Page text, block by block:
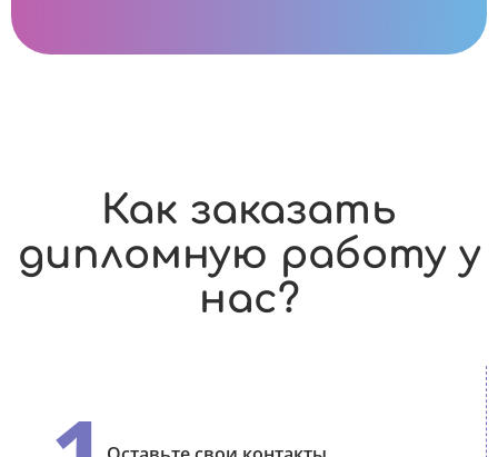
Как заказать
дипломную работу у
нас?